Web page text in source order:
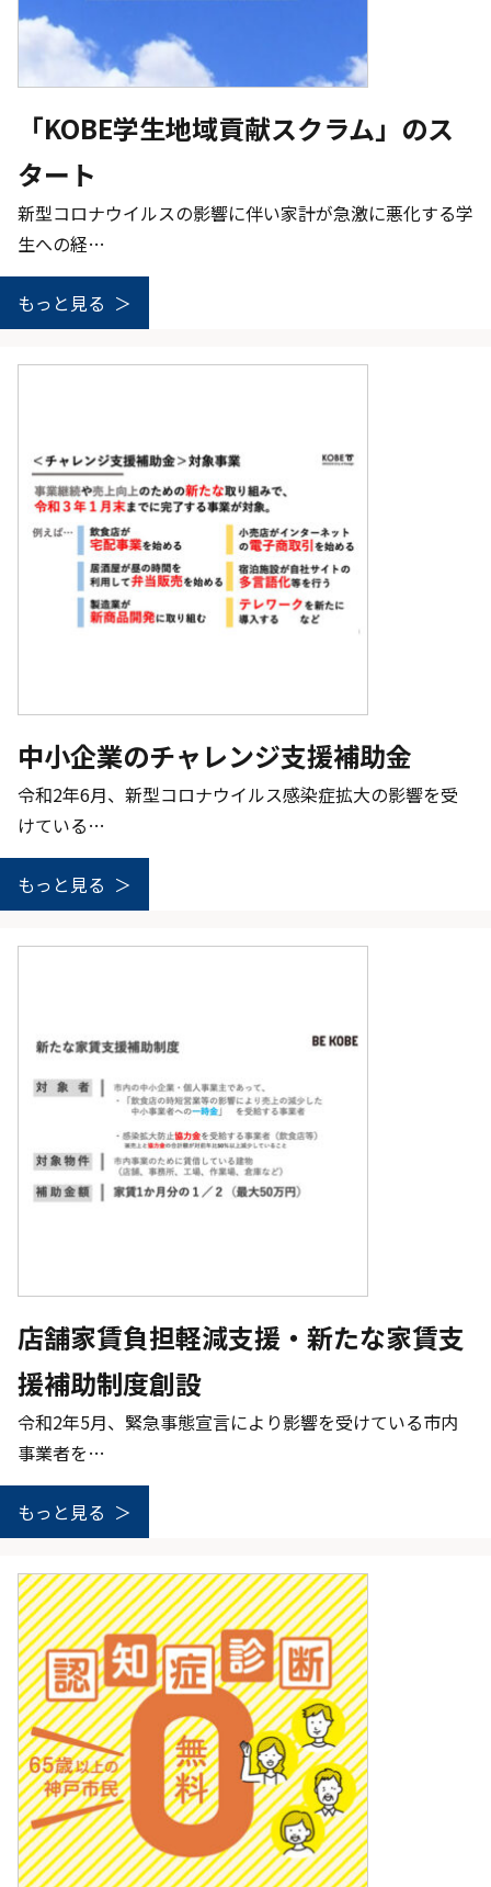
「KOBE学生地域貢献スクラム」のス
タート
新型コロナウイルスの影響に伴い家計が急激に悪化する学
生への経…
もっと見る
中小企業のチャレンジ支援補助金
令和2年6月、新型コロナウイルス感染症拡大の影響を受
けている…
もっと見る
店舗家賃負担軽減支援・新たな家賃支
援補助制度創設
令和2年5月、緊急事態宣言により影響を受けている市内
事業者を…
もっと見る